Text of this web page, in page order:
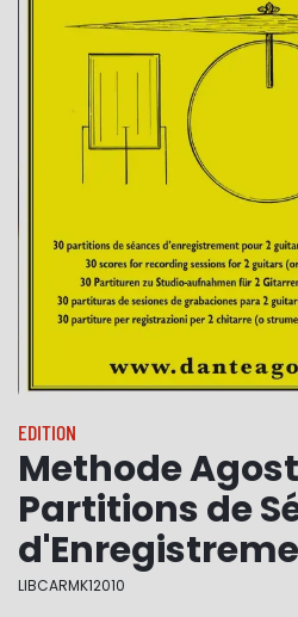
EDITION
Methode
Partitions de
LIBCARMK12010